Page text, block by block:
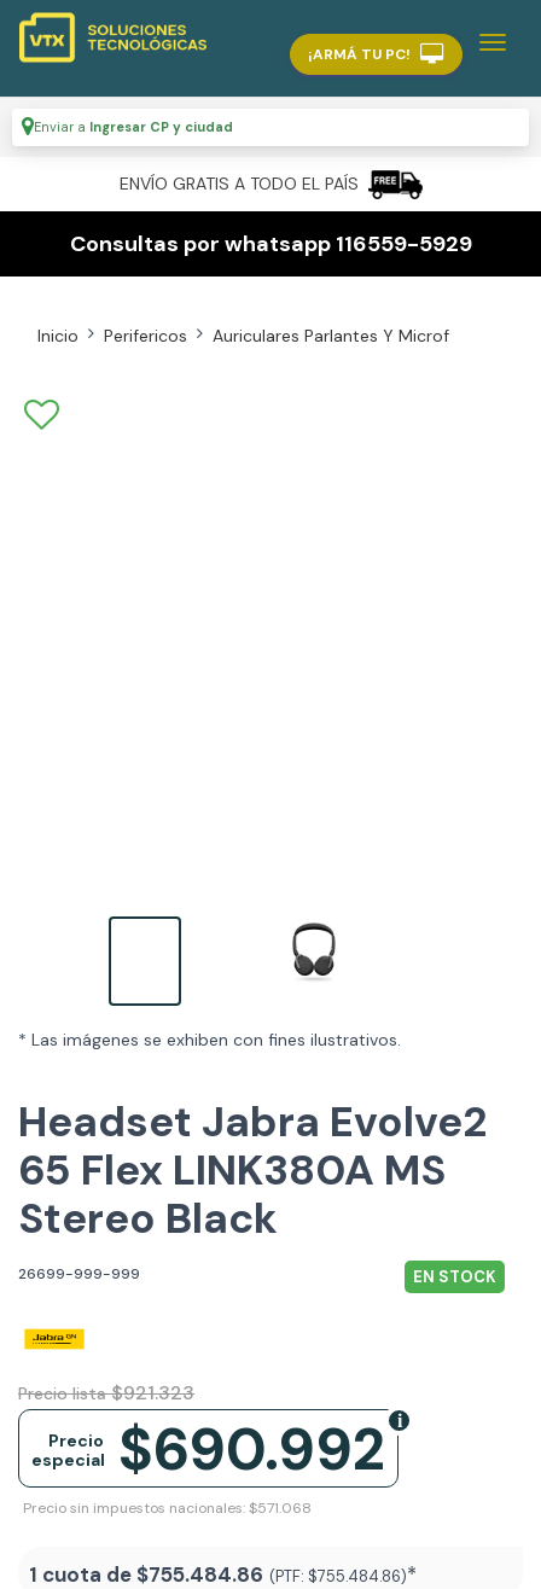
¡ARMÁ TU PC!
Enviar a Ingresar CP y ciudad
ENVÍO GRATIS A TODO EL PAÍS
Consultas por whatsapp 116559-5929
Inicio Perifericos Auriculares Parlantes Y Microf
* Las imágenes se exhiben con fines ilustrativos.
Headset Jabra Evolve2
65 Flex LINK380A MS
Stereo Black
26699-999-999 EN STOCK
Precio lista $921.323
$690.992
Precio
especial
Precio sin impuestos nacionales: $571.068
1 cuota de $755.484.86 (PTF: $755.484.86)*